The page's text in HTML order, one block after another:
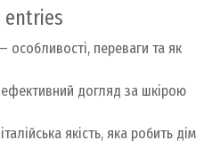
entries
особливості, переваги та як
догляд за шкірою
італійська якість, яка робить дім